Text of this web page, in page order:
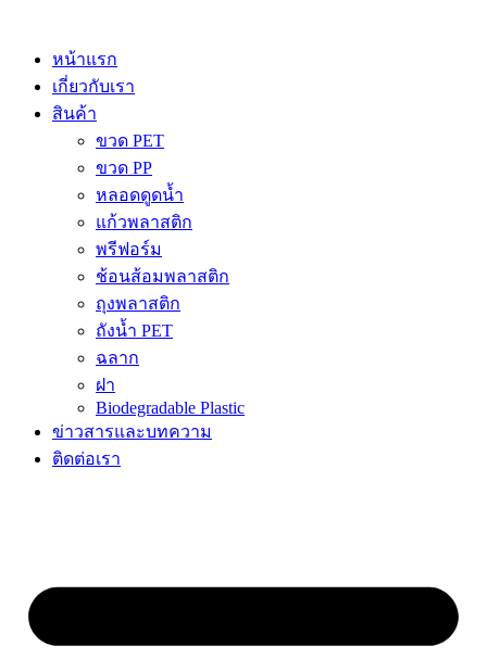
contentหน้าแรก
เกี่ยวกับเรา
สินค้า
ขวด PET
ขวด PP
หลอดดูดน้ำ
แก้วพลาสติก
พรีฟอร์ม
ช้อนส้อมพลาสติก
ถุงพลาสติก
ถังน้ำ PET
ฉลาก
ฝา
Biodegradable Plastic
ข่าวสารและบทความ
ติดต่อเรา